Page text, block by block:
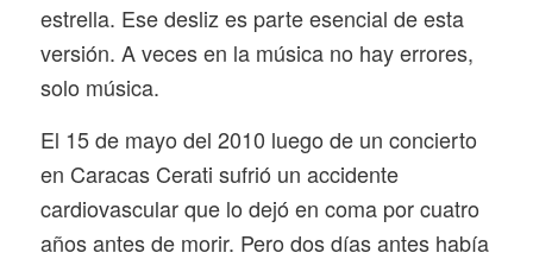
estrella. Ese desliz es parte esencial de esta
versión. A veces en la música no hay errores,
solo música.
El 15 de mayo del 2010 luego de un concierto
en Caracas Cerati sufrió un accidente
cardiovascular que lo dejó en coma por cuatro
años antes de morir. Pero dos días antes había